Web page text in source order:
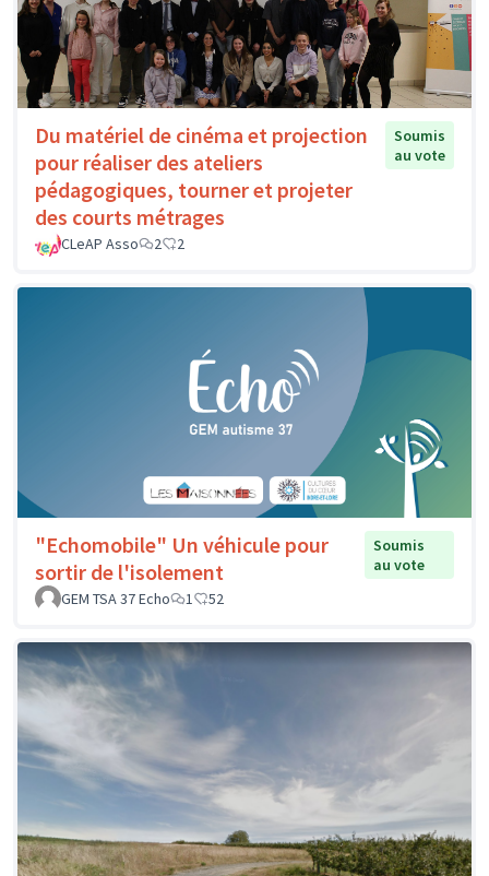
Du matériel de cinéma et projection
pour réaliser des ateliers
pédagogiques, tourner et projeter
des courts métrages
Soumis
au vote
CLeAP Asso 2 2
"Echomobile" Un véhicule pour
sortir de l'isolement
Soumis
au vote
GEM TSA 37 Echo
1 52